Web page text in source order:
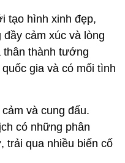
tạo hình xinh đẹp,
cảm xúc và lòng
thân thành tướng
gia và có mối tình
và cung đấu.
có những phân
trải qua nhiều biến cố